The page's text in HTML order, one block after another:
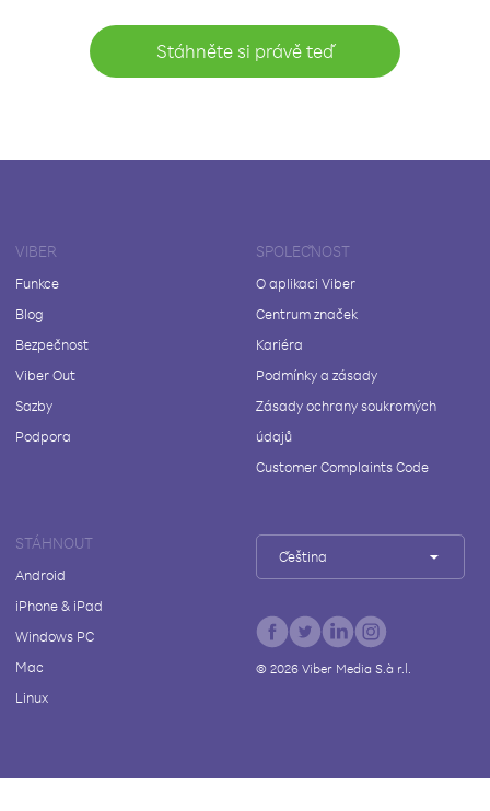
Stáhněte si právě teď
VIBER
Funkce
Blog
Bezpečnost
Viber Out
Sazby
Podpora
SPOLEČNOST
O aplikaci Viber
Centrum značek
Kariéra
Podmínky a zásady
Zásady ochrany soukromých
údajů
Customer Complaints Code
STÁHNOUT
Android
iPhone & iPad
Windows PC
Mac
Linux
Čeština
© 2026Viber Media S.à r.l.